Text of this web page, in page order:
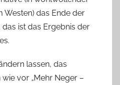
Westen) das Ende der
ist das Ergebnis der
lassen, das
vor „Mehr Neger –